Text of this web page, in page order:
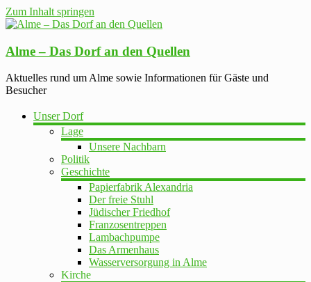
Zum Inhalt springen
Alme – Das Dorf an den Quellen
Aktuelles rund um Alme sowie Informationen für Gäste und
Besucher
Unser Dorf
Lage
Unsere Nachbarn
Politik
Geschichte
Papierfabrik Alexandria
Der freie Stuhl
Jüdischer Friedhof
Franzosentreppen
Lambachpumpe
Das Armenhaus
Wasserversorgung in Alme
Kirche